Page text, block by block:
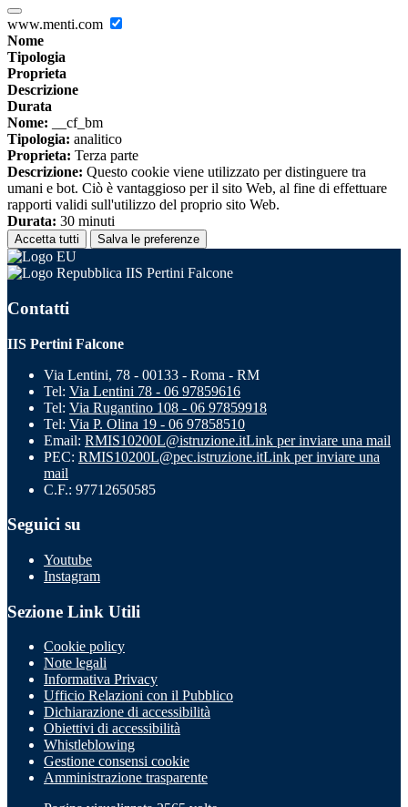
www.menti.com
Nome
Tipologia
Proprieta
Descrizione
Durata
Nome: __cf_bm
Tipologia: analitico
Proprieta: Terza parte
Descrizione: Questo cookie viene utilizzato per distinguere tra
umani e bot. Ciò è vantaggioso per il sito Web, al fine di effettuare
rapporti validi sull'utilizzo del proprio sito Web.
Durata: 30 minuti
Accetta tutti Salva le preferenze
IIS Pertini Falcone
Contatti
IIS Pertini Falcone
Via Lentini, 78 - 00133 - Roma - RM
Tel: Via Lentini 78 - 06 97859616
Tel: Via Rugantino 108 - 06 97859918
Tel: Via P. Olina 19 - 06 97858510
Email: RMIS10200L@istruzione.itLink per inviare una mail
PEC: RMIS10200L@pec.istruzione.itLink per inviare una
mail
C.F.: 97712650585
Seguici su
Youtube
Instagram
Sezione Link Utili
Cookie policy
Note legali
Informativa Privacy
Ufficio Relazioni con il Pubblico
Dichiarazione di accessibilità
Obiettivi di accessibilità
Whistleblowing
Gestione consensi cookie
Amministrazione trasparente